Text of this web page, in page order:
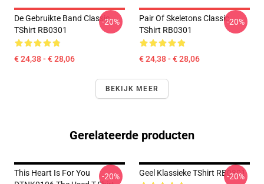
De Gebruikte Band Classic
TShirt RB0301
€ 24,38 - € 28,06
-20%
Pair Of Skeletons Classic
TShirt RB0301
€ 24,38 - € 28,06
-20%
BEKIJK MEER
Gerelateerde producten
This Heart Is For You
-20% Geel Klassieke TShirt RB0301
-20%